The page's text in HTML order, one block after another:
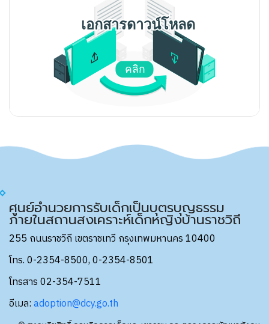
ศูนย์อำนวยการรับเด็กเป็นบุตรบุญธรรม
ภายในสถานสงเคราะห์เด็กหญิงบ้านราชวิถี
255 ถนนราชวิถี เขตราชเทวี กรุงเทพมหานคร 10400
โทร. 0-2354-8500, 0-2354-8501
โทรสาร 02-354-7511
อีเมล:adoption@dcy.go.th